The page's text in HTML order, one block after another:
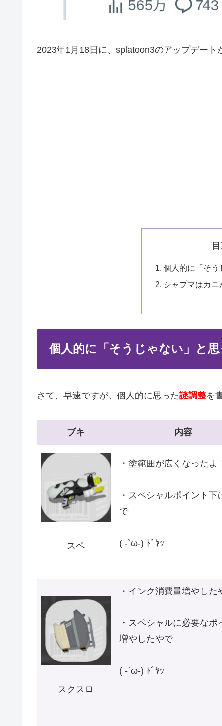
2023年1月18日に、splatoon3のアップデー
個人的に「そう
シャプマはカ
個人的に「そうじゃない」と
さて、早速ですが、個人的に思った謎調整を
ブキ 内容
スペ
・塗範囲が広くなったよ
・スペシャルポイント下
で
( -`ω-) ﾄﾞﾔｯ
スクスロ
・インク消費量増やした
・スペシャルに必要なポ
増やしたやで
( -`ω-) ﾄﾞﾔｯ